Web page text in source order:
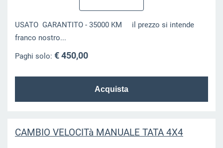
USATO GARANTITO - 35000 KM il prezzo si intende
franco nostro...
Paghi solo: € 450,00
CAMBIO VELOCITà MANUALE TATA 4X4